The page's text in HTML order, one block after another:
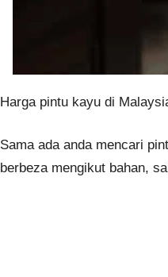
Harga pintu kayu di
Sama ada anda mencari
berbeza mengikut bahan,